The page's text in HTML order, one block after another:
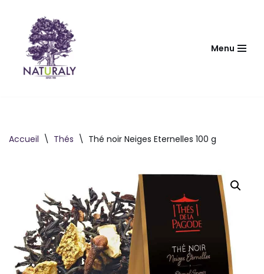
contenu
Menu
Accueil \ Thés \ Thé noir Neiges Eternelles 100 g